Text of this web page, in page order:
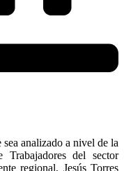
analizado a nivel de la
del sector
regional, Jesús Torres